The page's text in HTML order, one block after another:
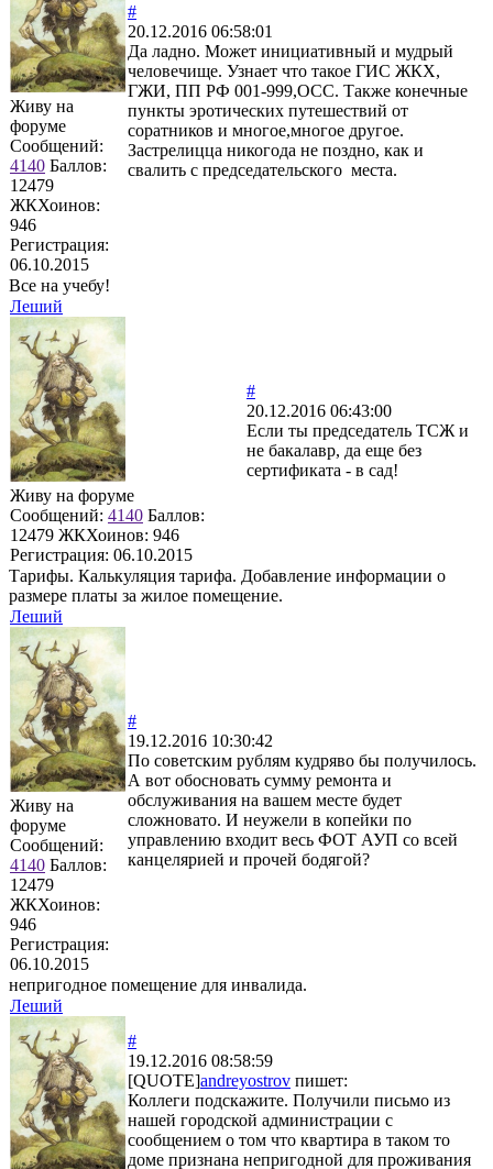
Живу на
форуме
Сообщений:
4140 Баллов:
12479
ЖКХоинов:
946
Регистрация:
06.10.2015
#
20.12.2016 06:58:01
Да ладно. Может инициативный и мудрый
человечище. Узнает что такое ГИС ЖКХ,
ГЖИ, ПП РФ 001-999,ОСС. Также конечные
пункты эротических путешествий от
соратников и многое,многое другое.
Застрелицца никогода не поздно, как и
свалить с председательского места.
Все на учебу!
Леший
Живу на форуме
Сообщений: 4140 Баллов:
12479 ЖКХоинов: 946
Регистрация: 06.10.2015
#
20.12.2016 06:43:00
Если ты председатель ТСЖ и
не бакалавр, да еще без
сертификата - в сад!
Тарифы. Калькуляция тарифа. Добавление информации о
размере платы за жилое помещение.
Леший
Живу на
форуме
Сообщений:
4140 Баллов:
12479
ЖКХоинов:
946
Регистрация:
06.10.2015
#
19.12.2016 10:30:42
По советским рублям кудряво бы получилось.
А вот обосновать сумму ремонта и
обслуживания на вашем месте будет
сложновато. И неужели в копейки по
управлению входит весь ФОТ АУП со всей
канцелярией и прочей бодягой?
непригодное помещение для инвалида.
Леший
#
19.12.2016 08:58:59
[QUOTE]andreyostrov пишет:
Коллеги подскажите. Получили письмо из
нашей городской администрации с
сообщением о том что квартира в таком то
доме признана непригодной для проживания